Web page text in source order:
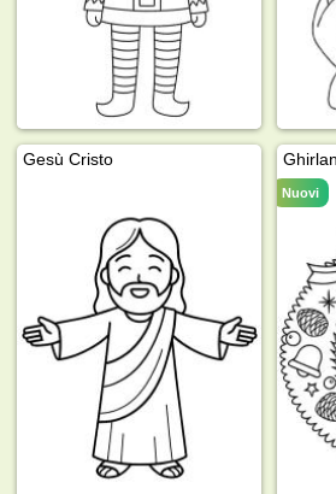
Gesù Cristo
Nuovi